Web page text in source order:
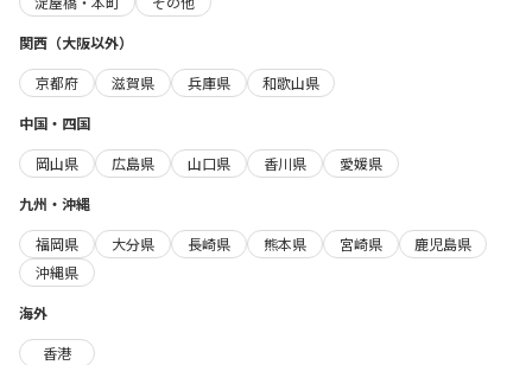
関西（大阪以外）
京都府
滋賀県 兵庫県
和歌山県
中国・四国
岡山県
広島県 山口県 香川県
愛媛県
九州・沖縄
福岡県
大分県 長崎県 熊本県 宮崎県
鹿児島県
沖縄県
海外
香港